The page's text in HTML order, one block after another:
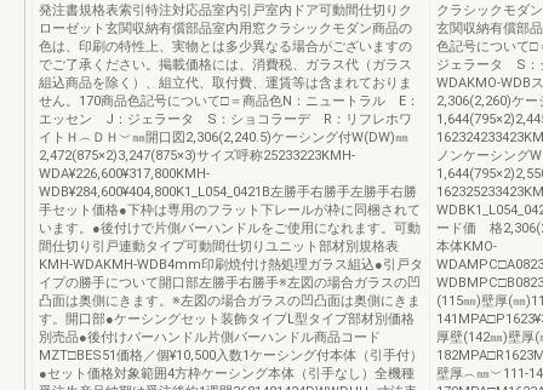
発注書規格表索引特注対応品室内引戸室内ドア可動間仕切りク
ローゼット玄関収納有償部品室内用窓クラシックモダン商品の
色は、印刷の特性上、実物とは多少異なる場合がございますの
でご了承ください。掲載価格には、消費税、ガラス代（ガラス
組込商品を除く）、組立代、取付費、運賃等は含まれておりま
せん。170商品色記号について□＝商品色N：ニュートラル E：
エッセン J：ジェラータ S：ショコラーデ R：リフレホワ
イトＨ︵ＤＨ︶㎜開口図2,306(2,240.5)ケーシング付W(DW)㎜
2,472(875×2)3,247(875×3)サイズ呼称25233223KMH-
WDA¥226,600¥317,800KMH-
WDB¥284,600¥404,800K1_L054_0421B左勝手右勝手左勝手右勝
手セット価格●下枠は専用のフラット下レールが枠に同梱されて
います。●後付けで片側バーハンドルをご使用になれます。可動
間仕切り引戸連動タイプ可動間仕切りユニット部材別規格表
KMH-WDAKMH-WDB4mm印刷焼付け熱処理ガラス組込●引戸タ
イプの勝手について開口部左勝手右勝手※左図の場合ガラスの凹
凸面は奥側にきます。※左図の場合ガラスの凹凸面は奥側にきま
す。開口部●ケーシングセット装飾タイプL型タイプ部材別価格
別売品●後付けバーハンドル片側バーハンドル商品コード
MZT□BES51価格／個¥10,500入数1ケーシング付本体（引手付）
●セット価格対象範囲4方枠ケーシング本体（引手なし）全機種
クラシックモダ
玄関収納有償部
色記号について
ジェラータ S：
WDAKMO-WDB
2,306(2,260)ケ
ノンケーシング
ード価 格
本体KMO-
(115㎜)壁厚(㎜
厚壁(142㎜)壁厚(
壁厚︵㎜︶111-